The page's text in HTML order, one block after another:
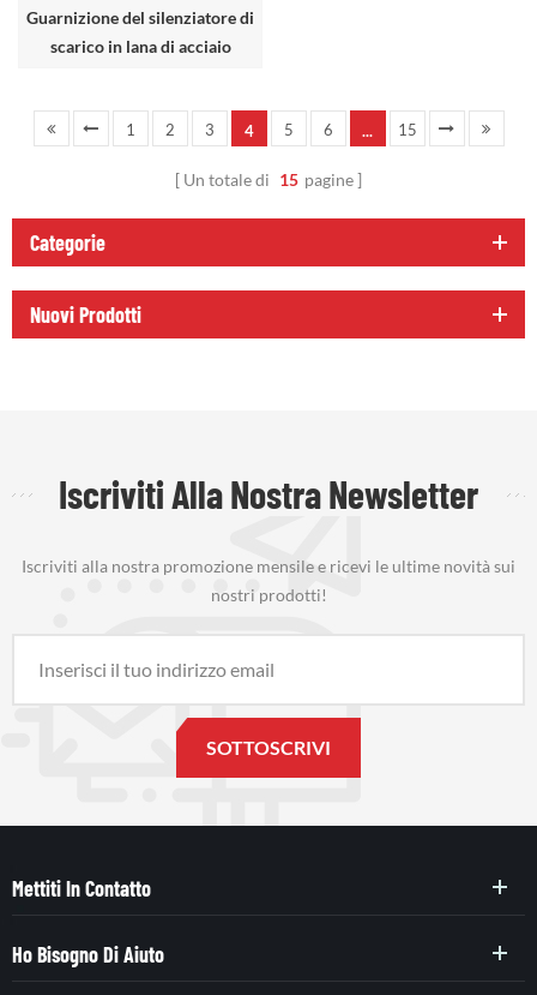
Guarnizione del silenziatore di
scarico in lana di acciaio
1 2 3 4 5 6 ... 15
Un totale di 15 pagine
Categorie
Nuovi Prodotti
Iscriviti Alla Nostra Newsletter
Iscriviti alla nostra promozione mensile e ricevi le ultime novità sui
nostri prodotti!
Mettiti In Contatto
Ho Bisogno Di Aiuto